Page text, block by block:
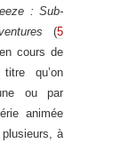
: Sub-
(5
cours de
qu’on
ou par
animée
à